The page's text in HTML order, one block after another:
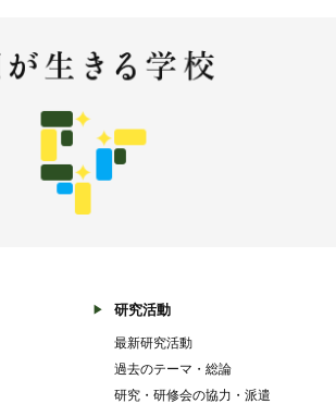
研究活動
最新研究活動
過去のテーマ・総論
研究・研修会の協力・派遣